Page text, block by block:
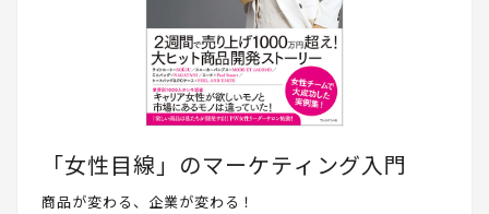
「女性目線」のマーケティング入門
商品が変わる、企業が変わる！